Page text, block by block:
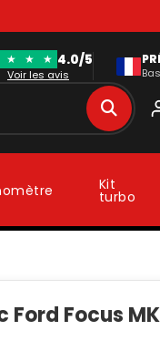
★ ★ ★ 4.0/5
Voir les avis
Kit
turbo
Focus